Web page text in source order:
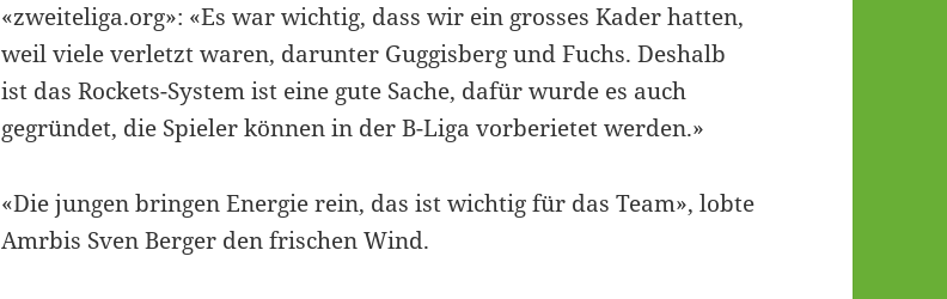
«zweiteliga.org»: «Es war wichtig, dass wir ein grosses Kader hatten,
weil viele verletzt waren, darunter Guggisberg und Fuchs. Deshalb
ist das Rockets-System ist eine gute Sache, dafür wurde es auch
gegründet, die Spieler können in der B-Liga vorberietet werden.»
«Die jungen bringen Energie rein, das ist wichtig für das Team», lobte
Amrbis Sven Berger den frischen Wind.